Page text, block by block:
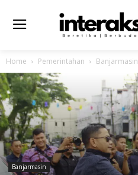
Home Pemerintahan Banjarmasin
Banjarmasin